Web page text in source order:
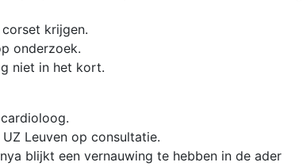
krijgen.
onderzoek.
niet in het kort.
Leuven op consultatie.
blijkt een vernauwing te hebben in de ader